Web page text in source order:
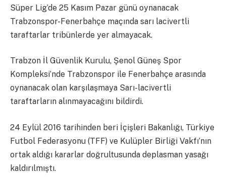
Süper Lig’de 25 Kasım Pazar günü oynanacak
Trabzonspor-Fenerbahçe maçında sarı lacivertli
taraftarlar tribünlerde yer almayacak.
Trabzon İl Güvenlik Kurulu, Şenol Güneş Spor
Kompleksi’nde Trabzonspor ile Fenerbahçe arasında
oynanacak olan karşılaşmaya Sarı-lacivertli
taraftarların alınmayacağını bildirdi.
24 Eylül 2016 tarihinden beri İçişleri Bakanlığı, Türkiye
Futbol Federasyonu (TFF) ve Kulüpler Birliği Vakfı’nın
ortak aldığı kararlar doğrultusunda deplasman yasağı
kaldırılmıştı.